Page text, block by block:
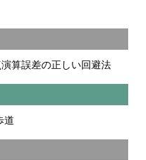
算誤差の正しい回避法
道